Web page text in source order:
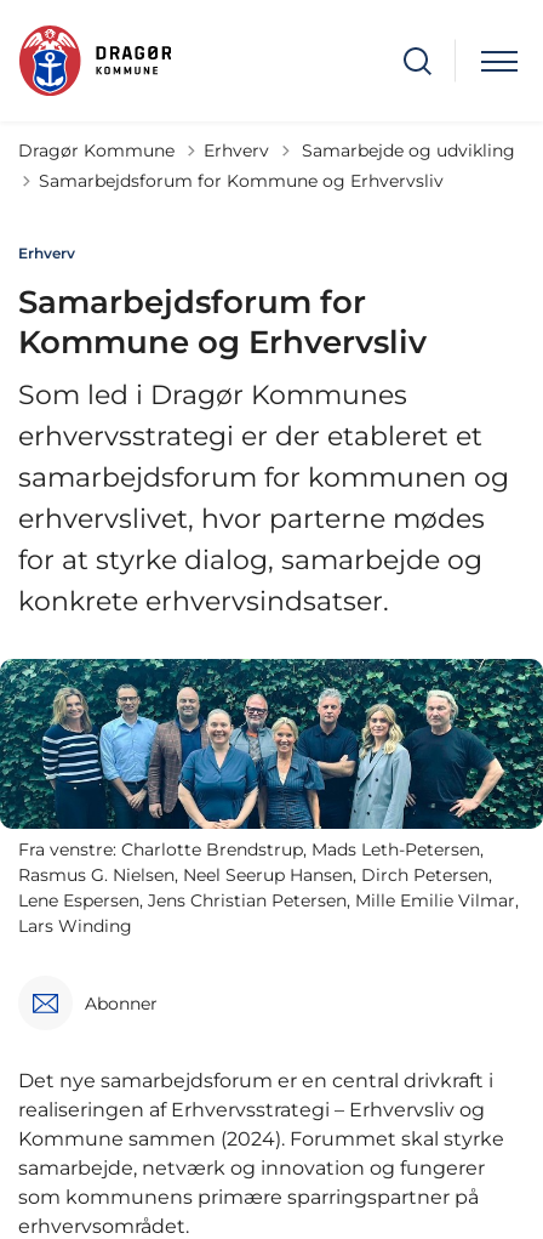
Dragør Kommune Erhverv Tilbage til
Samarbejde og udvikling
Samarbejdsforum for Kommune og Erhvervsliv
Erhverv
Samarbejdsforum for
Kommune og Erhvervsliv
Som led i Dragør Kommunes
erhvervsstrategi er der etableret et
samarbejdsforum for kommunen og
erhvervslivet, hvor parterne mødes
for at styrke dialog, samarbejde og
konkrete erhvervsindsatser.
Fra venstre: Charlotte Brendstrup, Mads Leth-Petersen,
Rasmus G. Nielsen, Neel Seerup Hansen, Dirch Petersen,
Lene Espersen, Jens Christian Petersen, Mille Emilie Vilmar,
Lars Winding
Abonner
Det nye samarbejdsforum er en central drivkraft i
realiseringen af Erhvervsstrategi – Erhvervsliv og
Kommune sammen (2024). Forummet skal styrke
samarbejde, netværk og innovation og fungerer
som kommunens primære sparringspartner på
erhvervsområdet.